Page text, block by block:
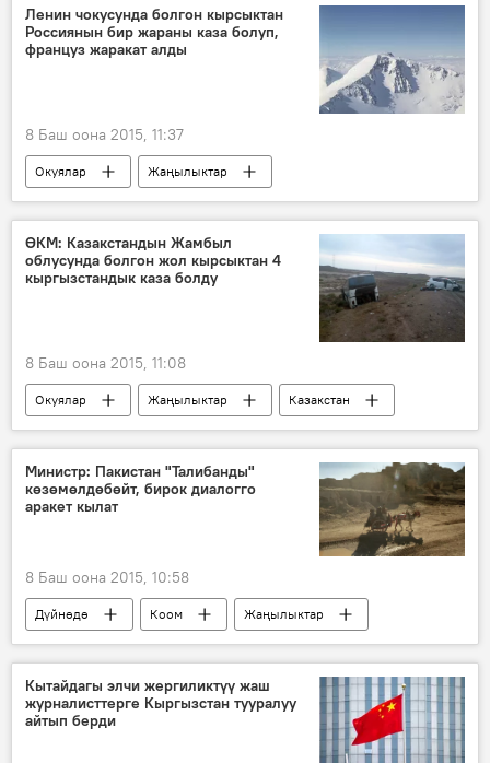
Карим Масимов
Ленин чокусунда болгон кырсыктан
Россиянын бир жараны каза болуп,
француз жаракат алды
8 Баш оона 2015, 11:37
Окуялар
Жаңылыктар
Ленин чокусу
Владимир Комиссаров
альпинизм
ӨКМ: Казакстандын Жамбыл
облусунда болгон жол кырсыктан 4
кыргызстандык каза болду
8 Баш оона 2015, 11:08
Окуялар Жаңылыктар
Казакстан
Казакстандагы жол кырсык. 4 кыргызстандык каза болуп, үчөө оор жаракат алды
Кыргызстан
Министр: Пакистан "Талибанды"
көзөмөлдөбөйт, бирок диалогго
аракет кылат
8 Баш оона 2015, 10:58
Дүйнөдө Коом
Жаңылыктар
молдо Омар
Кожоа Асиф
"Талибан" кыймылы
Ахтар Мохаммад Мансур
Кытайдагы элчи жергиликтүү жаш
журналисттерге Кыргызстан тууралуу
айтып берди